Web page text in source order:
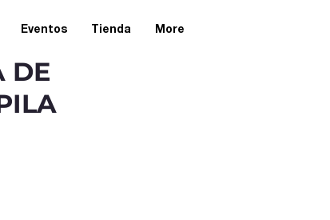
Eventos Tienda More
DE